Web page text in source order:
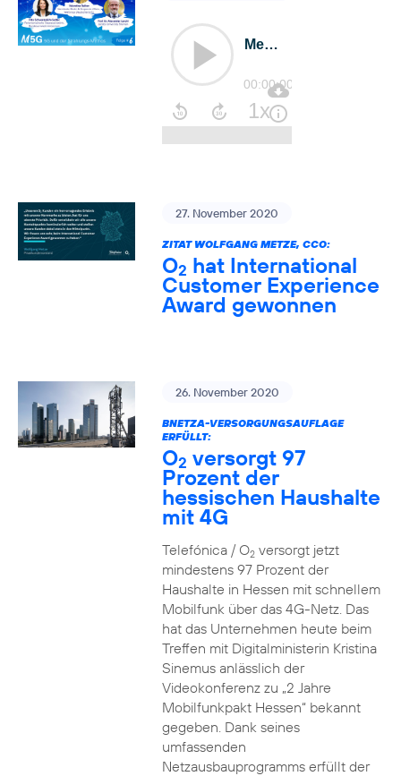
27. November 2020
ZITAT WOLFGANG METZE, CCO:
O2 hat International
Customer Experience
Award gewonnen
26. November 2020
BNETZA-VERSORGUNGSAUFLAGE
ERFÜLLT:
O2 versorgt 97
Prozent der
hessischen Haushalte
mit 4G
Telefónica / O2versorgt jetzt
mindestens 97 Prozent der
Haushalte in Hessen mit schnellem
Mobilfunk über das 4G-Netz. Das
hat das Unternehmen heute beim
Treffen mit Digitalministerin Kristina
Sinemus anlässlich der
Videokonferenz zu „2 Jahre
Mobilfunkpakt Hessen“ bekannt
gegeben. Dank seines
umfassenden
Netzausbauprogramms erfüllt der